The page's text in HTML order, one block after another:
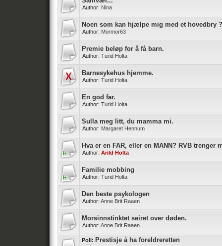
Author: Nina
Noen som kan hjælpe mig med et hovedbry ?
Author: Mormor63
Premie beløp for å få barn.
Author: Turid Holta
Barnesykehus hjemme.
Author: Turid Holta
En god far.
Author: Turid Holta
Sulla meg litt, du mamma mi.
Author: Margaret Hennum
Hva er en FAR, eller en MANN? RVB trenger
Author: Arild Holta
Familie mobbing
Author: Turid Holta
Den beste psykologen
Author: Anne Brit Raaen
Morsinnstinktet seiret over døden.
Author: Anne Brit Raaen
Poll: Prestisje å ha foreldreretten